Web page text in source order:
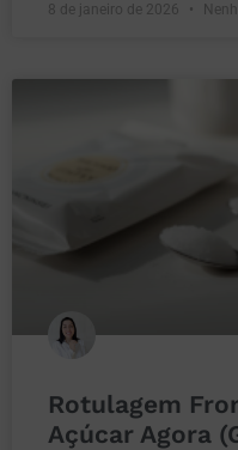
8 de janeiro de 2026
Rotulagem
Açúcar Agora